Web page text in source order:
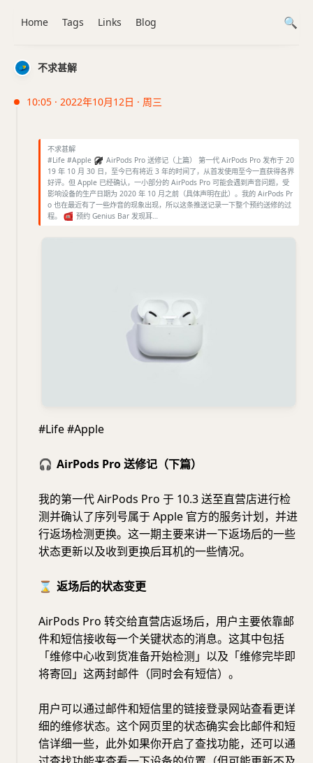
不求甚解
10:05 · 2022年10月12日 · 周三
不求甚解
#Life #Apple 🎧 AirPods Pro 送修记（上篇） 第一代 AirPods Pro 发布于 20
19 年 10 月 30 日，至今已有将近 3 年的时间了，从首发使用至今一直获得各界
好评。但 Apple 已经确认，一小部分的 AirPods Pro 可能会遇到声音问题，受
影响设备的生产日期为 2020 年 10 月之前（具体声明在此）。我的 AirPods Pr
o 也在最近有了一些炸音的现象出现，所以这条推送记录一下整个预约送修的过
程。 ☎️ 预约 Genius Bar 发现耳…
#Life #Apple
🎧 AirPods Pro 送修记（下篇）
我的第一代 AirPods Pro 于 10.3 送至直营店进行检
测并确认了序列号属于 Apple 官方的服务计划，并进
行返场检测更换。这一期主要来讲一下返场后的一些
状态更新以及收到更换后耳机的一些情况。
⌛️ 返场后的状态变更
AirPods Pro 转交给直营店返场后，用户主要依靠邮
件和短信接收每一个关键状态的消息。这其中包括
「维修中心收到货准备开始检测」以及「维修完毕即
将寄回」这两封邮件（同时会有短信）。
用户可以通过邮件和短信里的链接登录网站查看更详
细的维修状态。这个网页里的状态确实会比邮件和短
信详细一些，此外如果你开启了查找功能，还可以通
Home Tags Links Blog